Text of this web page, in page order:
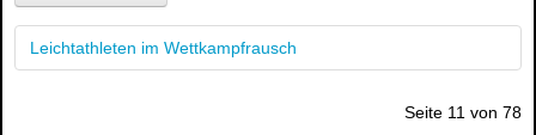
Leichtathleten im Wettkampfrausch
Seite 11 von 78